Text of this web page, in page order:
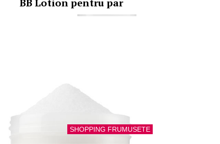
BB Lotion pentru par
SHOPPING FRUMUSETE